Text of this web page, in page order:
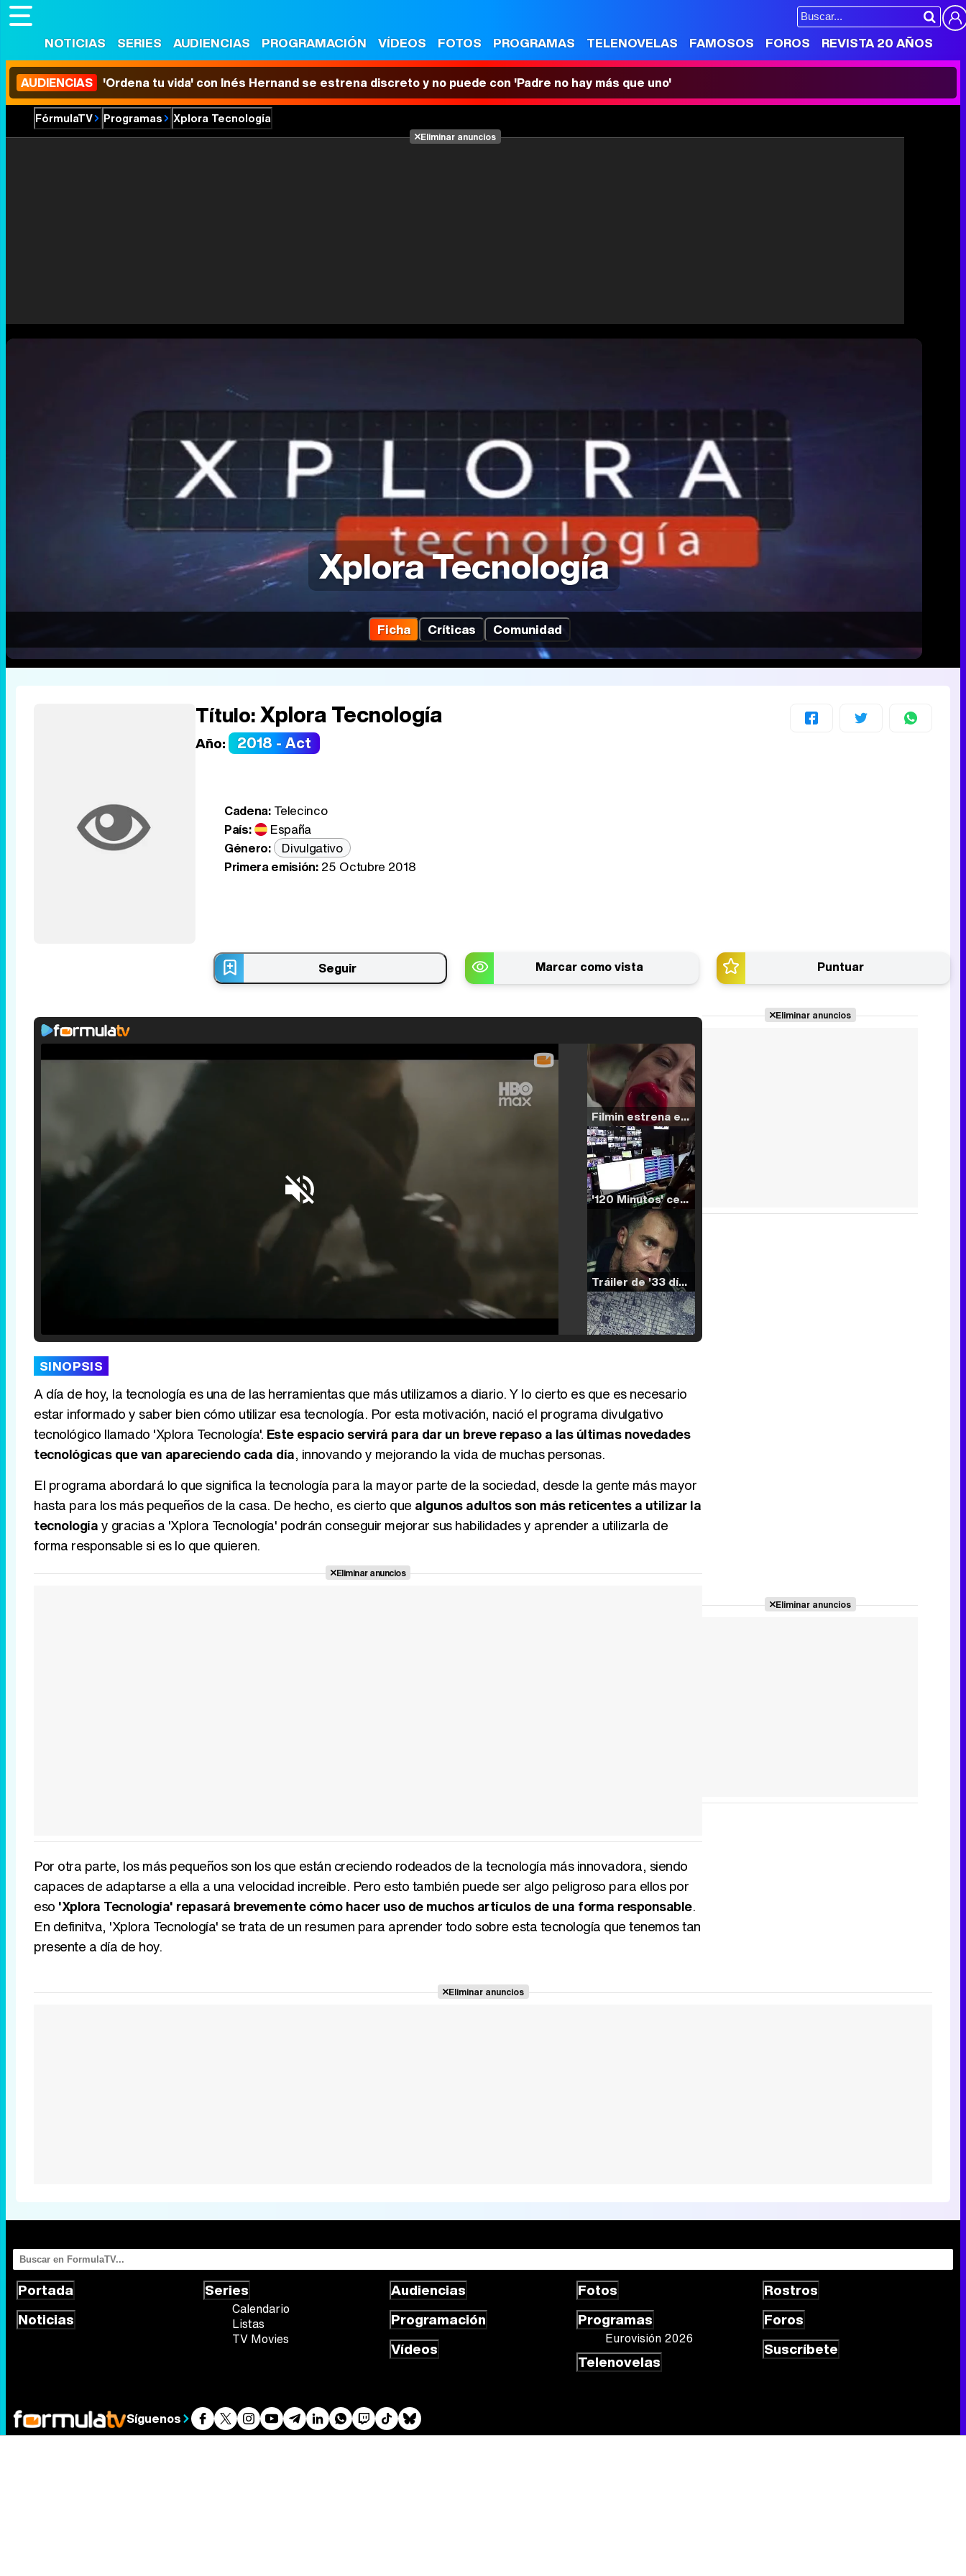
NOTICIAS SERIES AUDIENCIAS PROGRAMACIÓN VÍDEOS FOTOS PROGRAMAS TELENOVELAS FAMOSOS FOROS REVISTA 20 AÑOS
AUDIENCIAS 'Ordena tu vida' con Inés Hernand se estrena discreto y no puede con 'Padre no hay más que uno'
FórmulaTV Programas Xplora Tecnología
Eliminar anuncios
Xplora Tecnología
Ficha Críticas Comunidad
Título:Xplora Tecnología
Año: 2018 - Act
Cadena:Telecinco
País:
España
Género:
Divulgativo
Primera emisión:25 Octubre 2018
Seguir Marcar como vista Puntuar
Filmin estrena el tráiler de 'Millennial Mal', su nueva comedia universitaria de la mano de Lorena Iglesias
'120 Minutos' celebra sus 2.000 programas en Telemadrid con un vídeo del día a día en la redacción
Tráiler de '33 días', la nueva serie de Atresplayer con Julián Villagrán y José Manuel Poga
SINOPSIS
A día de hoy, la tecnología es una de las herramientas que más utilizamos a diario. Y lo cierto es que es necesario
estar informado y saber bien cómo utilizar esa tecnología. Por esta motivación, nació el programa divulgativo
tecnológico llamado 'Xplora Tecnología'. Este espacio servirá para dar un breve repaso a las últimas novedades
tecnológicas que van apareciendo cada día, innovando y mejorando la vida de muchas personas.
El programa abordará lo que significa la tecnología para la mayor parte de la sociedad, desde la gente más mayor
hasta para los más pequeños de la casa. De hecho, es cierto que algunos adultos son más reticentes a utilizar la
tecnologíay gracias a 'Xplora Tecnología' podrán conseguir mejorar sus habilidades y aprender a utilizarla de
forma responsable si es lo que quieren.
Eliminar anuncios
Por otra parte, los más pequeños son los que están creciendo rodeados de la tecnología más innovadora, siendo
capaces de adaptarse a ella a una velocidad increíble. Pero esto también puede ser algo peligroso para ellos por
eso 'Xplora Tecnología' repasará brevemente cómo hacer uso de muchos artículos de una forma responsable.
En definitva, 'Xplora Tecnología' se trata de un resumen para aprender todo sobre esta tecnología que tenemos tan
presente a día de hoy.
Eliminar anuncios
Eliminar anuncios
Eliminar anuncios
Portada
Noticias
Series
Calendario
Listas
TV Movies
Audiencias
Programación
Vídeos
Fotos
Programas
Eurovisión 2026
Telenovelas
Rostros
Foros
Suscríbete
Síguenos